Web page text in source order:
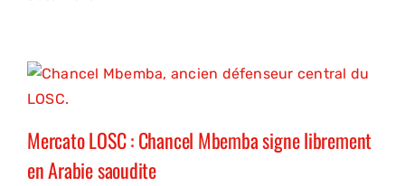
Mercato LOSC : Chancel Mbemba signe librement
en Arabie saoudite